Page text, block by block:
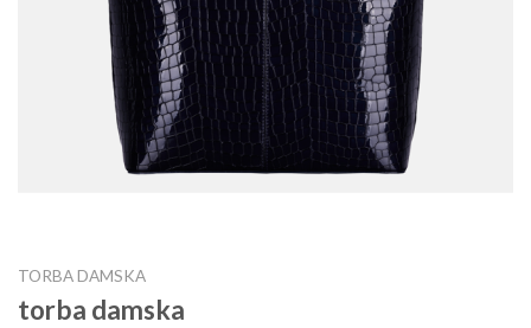
TORBA DAMSKA
torba damska